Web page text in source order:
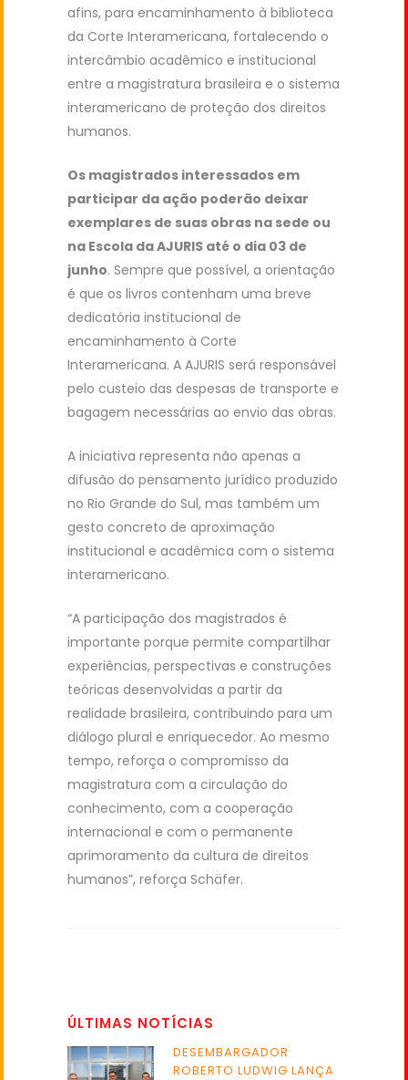
afins, para encaminhamento à biblioteca
da Corte Interamericana, fortalecendo o
intercâmbio acadêmico e institucional
entre a magistratura brasileira e o sistema
interamericano de proteção dos direitos
humanos.
Os magistrados interessados em
participar da ação poderão deixar
exemplares de suas obras na sede ou
na Escola da AJURIS até o dia 03 de
junho. Sempre que possível, a orientação
é que os livros contenham uma breve
dedicatória institucional de
encaminhamento à Corte
Interamericana. A AJURIS será responsável
pelo custeio das despesas de transporte e
bagagem necessárias ao envio das obras.
A iniciativa representa não apenas a
difusão do pensamento jurídico produzido
no Rio Grande do Sul, mas também um
gesto concreto de aproximação
institucional e acadêmica com o sistema
interamericano.
“A participação dos magistrados é
importante porque permite compartilhar
experiências, perspectivas e construções
teóricas desenvolvidas a partir da
realidade brasileira, contribuindo para um
diálogo plural e enriquecedor. Ao mesmo
tempo, reforça o compromisso da
magistratura com a circulação do
conhecimento, com a cooperação
internacional e com o permanente
aprimoramento da cultura de direitos
humanos”, reforça Schäfer.
ÚLTIMAS NOTÍCIAS
DESEMBARGADOR
ROBERTO LUDWIG LANÇA